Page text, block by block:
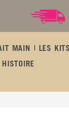
MAIN LES KITS